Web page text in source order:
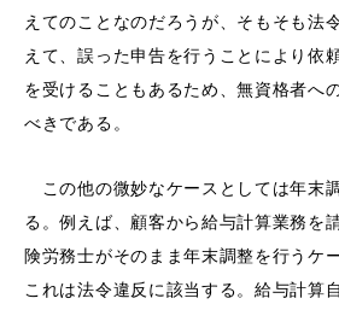
えてのことなのだろうが、そもそも法
えて、誤った申告を行うことにより依
を受けることもあるため、無資格者へ
べきである。
この他の微妙なケースとしては年末
る。例えば、顧客から給与計算業務を
険労務士がそのまま年末調整を行うケ
これは法令違反に該当する。給与計算